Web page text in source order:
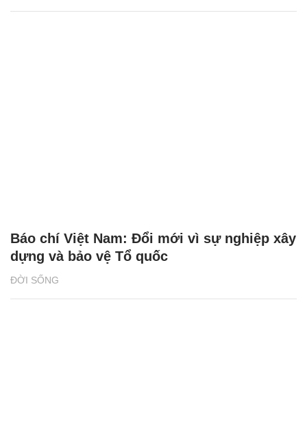
ĐỜI SỐNG
Báo chí Việt Nam: Đổi mới vì sự nghiệp xây
dựng và bảo vệ Tổ quốc